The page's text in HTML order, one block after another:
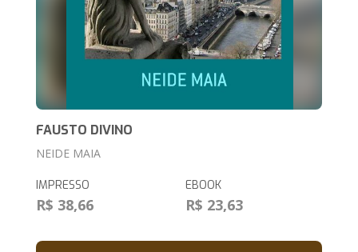
FAUSTO DIVINO
NEIDE MAIA
IMPRESSO
R$ 38,66
EBOOK
R$ 23,63